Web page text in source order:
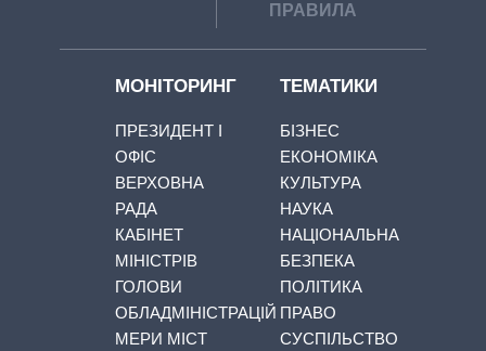
ПРАВИЛА
МОНІТОРИНГ
ПРЕЗИДЕНТ І
ОФІС
ВЕРХОВНА
РАДА
КАБІНЕТ
МІНІСТРІВ
ГОЛОВИ
ОБЛАДМІНІСТРАЦІЙ
МЕРИ МІСТ
ТЕМАТИКИ
БІЗНЕС
ЕКОНОМІКА
КУЛЬТУРА
НАУКА
НАЦІОНАЛЬНА
БЕЗПЕКА
ПОЛІТИКА
ПРАВО
СУСПІЛЬСТВО